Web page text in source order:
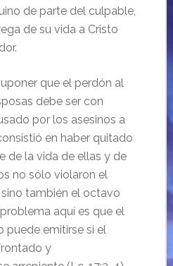
de parte del culpable,
de su vida a Cristo
que el perdón al
debe ser con
por los asesinos a
en haber quitado
de la vida de ellas y de
no sólo violaron el
también el octavo
aquí es que el
puede emitirse si el
y